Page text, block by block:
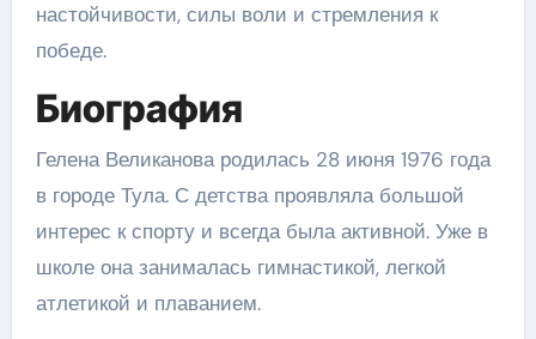
настойчивости, силы воли и стремления к
победе.
Биография
Гелена Великанова родилась 28 июня 1976 года
в городе Тула. С детства проявляла большой
интерес к спорту и всегда была активной. Уже в
школе она занималась гимнастикой, легкой
атлетикой и плаванием.